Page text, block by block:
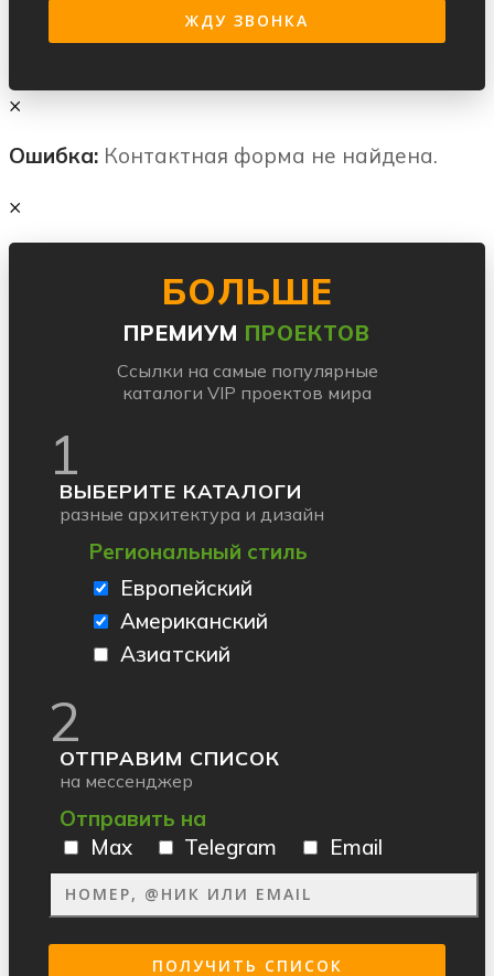
×
Ошибка: Контактная форма не найдена.
×
БОЛЬШЕ
ПРЕМИУМ ПРОЕКТОВ
Ссылки на самые популярные
каталоги VIP проектов мира
1
ВЫБЕРИТЕ КАТАЛОГИ
разные архитектура и дизайн
Региональный стиль
Европейский
Американский
Азиатский
2
ОТПРАВИМ СПИСОК
на мессенджер
Отправить на
Max
Telegram Email